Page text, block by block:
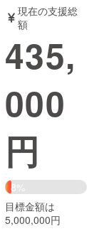
音楽
ゲーム・サ
Creation
ミュニティ
現在の支援総
額
435,
000
円
8%
目標金額は
5,000,000円